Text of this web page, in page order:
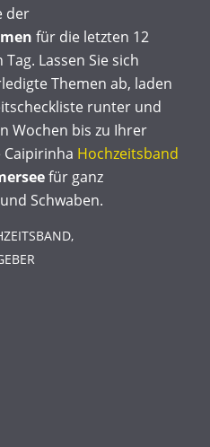
der
für die letzten 12
Lassen Sie sich
Themen ab, laden
runter und
Wochen bis zu Ihrer
Hochzeitsband
für ganz
Schwaben.
,